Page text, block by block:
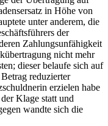
in Höhe von
unter anderem, die
der
Zahlungsunfähigkeit
nicht mehr
dieser belaufe sich auf
reduzierter
erzielen habe
Klage statt und
wandte sich die